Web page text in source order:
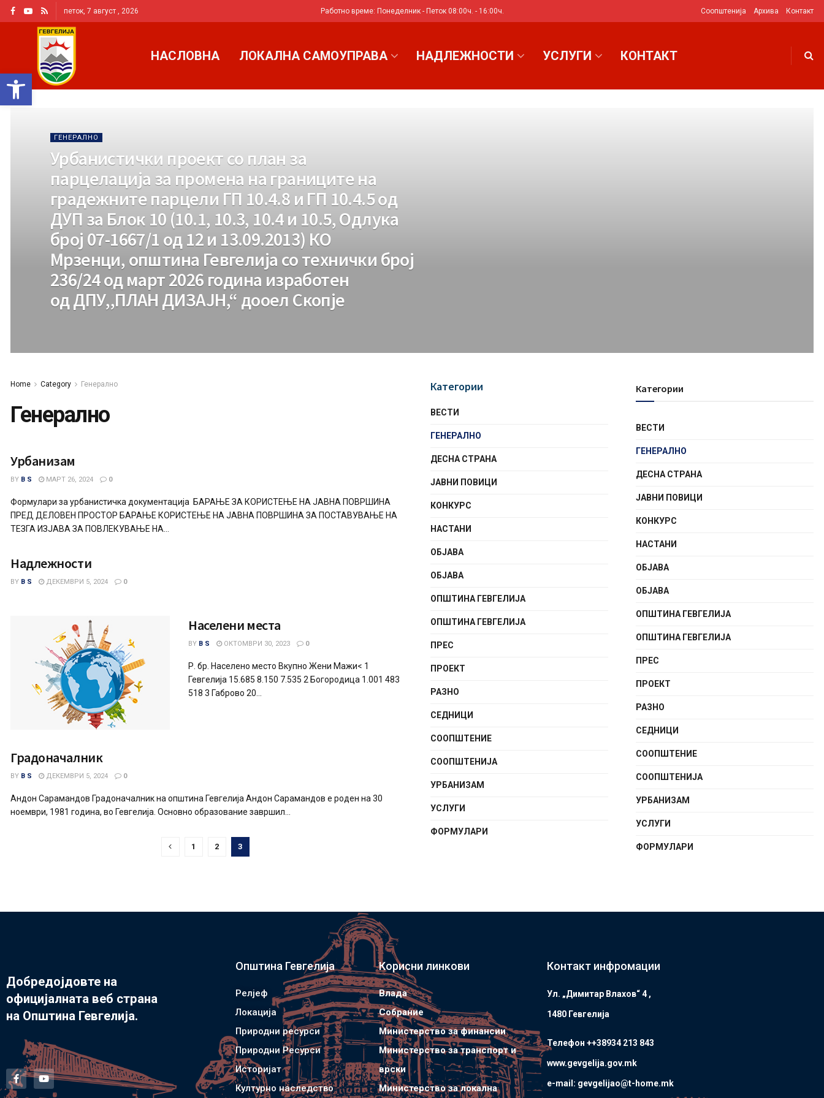
Open toolbar
петок, 7 август , 2026 Работно време: Понеделник - Петок 08:00ч. - 16:00ч. Соопштенија Архива Контакт
НАСЛОВНА ЛОКАЛНА САМОУПРАВА НАДЛЕЖНОСТИ УСЛУГИ КОНТАКТ
ГЕНЕРАЛНО
Урбанистички проект со план за
парцелација за промена на границите на
градежните парцели ГП 10.4.8 и ГП 10.4.5 од
ДУП за Блок 10 (10.1, 10.3, 10.4 и 10.5, Одлука
број 07-1667/1 од 12 и 13.09.2013) КО
Мрзенци, општина Гевгелија со технички број
236/24 од март 2026 година изработен
од ДПУ,,ПЛАН ДИЗАЈН,“ дооел Скопје
Home Category Генерално
Генерално
Урбанизам
BY B S МАРТ 26, 2024 0
Формулари за урбанистичка документација БАРАЊЕ ЗА КОРИСТЕЊЕ НА ЈАВНА ПОВРШИНА
ПРЕД ДЕЛОВЕН ПРОСТОР БАРАЊЕ КОРИСТЕЊЕ НА ЈАВНА ПОВРШИНА ЗА ПОСТАВУВАЊЕ НА
ТЕЗГА ИЗЈАВА ЗА ПОВЛЕКУВАЊЕ НА...
Надлежности
BY B S ДЕКЕМВРИ 5, 2024 0
Населени места
BY B S ОКТОМВРИ 30, 2023 0
Р. бр. Населено место Вкупно Жени Мажи< 1
Гевгелија 15.685 8.150 7.535 2 Богородица 1.001 483
518 3 Габрово 20...
Градоначалник
BY B S ДЕКЕМВРИ 5, 2024 0
Андон Сарамандов Градоначалник на општина Гевгелија Андон Сарамандов e роден на 30
ноември, 1981 година, во Гевгелија. Основно образование завршил...
1 2 3
Категории
ВЕСТИ
ГЕНЕРАЛНО
ДЕСНА СТРАНА
ЈАВНИ ПОВИЦИ
КОНКУРС
НАСТАНИ
ОБЈАВА
ОБЈАВА
ОПШТИНА ГЕВГЕЛИЈА
ОПШТИНА ГЕВГЕЛИЈА
ПРЕС
ПРОЕКТ
РАЗНО
СЕДНИЦИ
СООПШТЕНИE
СООПШТЕНИЈА
УРБАНИЗАМ
УСЛУГИ
ФОРМУЛАРИ
Категории
ВЕСТИ
ГЕНЕРАЛНО
ДЕСНА СТРАНА
ЈАВНИ ПОВИЦИ
КОНКУРС
НАСТАНИ
ОБЈАВА
ОБЈАВА
ОПШТИНА ГЕВГЕЛИЈА
ОПШТИНА ГЕВГЕЛИЈА
ПРЕС
ПРОЕКТ
РАЗНО
СЕДНИЦИ
СООПШТЕНИE
СООПШТЕНИЈА
УРБАНИЗАМ
УСЛУГИ
ФОРМУЛАРИ
Добредојдовте на
официјалната веб страна
на Општина Гевгелија.
Општина Гевгелија
Релјеф
Локација
Природни ресурси
Природни Ресурси
Историјат
Културно наследство
Корисни линкови
Влада
Собрание
Министерство за финансии
Министерство за транспорт и
врски
Министерство за локална
Контакт инфромации
Ул. „Димитар Влахов“ 4 ,
1480 Гевгелијa
Телефон ++38934 213 843
www.gevgelija.gov.mk
e-mail: gevgelijao@t-home.mk